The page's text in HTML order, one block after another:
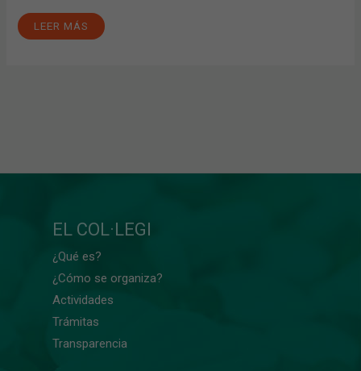
LEER MÁS
EL COL·LEGI
¿Qué es?
¿Cómo se organiza?
Actividades
Trámitas
Transparencia